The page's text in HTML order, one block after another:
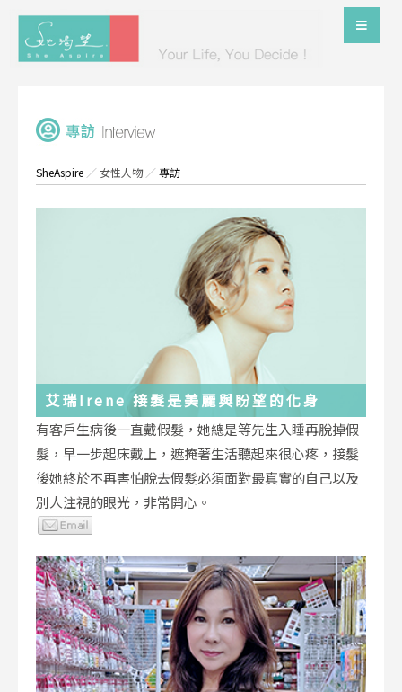
SheAspire ／ 女性人物／專訪
艾瑞Irene 接髮是美麗與盼望的化身
有客戶生病後一直戴假髮，她總是等先生入睡再脫掉假
髮，早一步起床戴上，遮掩著生活聽起來很心疼，接髮
後她終於不再害怕脫去假髮必須面對最真實的自己以及
別人注視的眼光，非常開心。